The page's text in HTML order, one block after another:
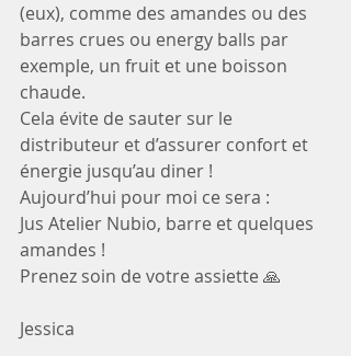
(eux), comme des amandes ou des
barres crues ou energy balls par
exemple, un fruit et une boisson
chaude.
Cela évite de sauter sur le
distributeur et d’assurer confort et
énergie jusqu’au diner !
Aujourd’hui pour moi ce sera :
Jus Atelier Nubio, barre et quelques
amandes !
Prenez soin de votre assiette 🙏
Jessica